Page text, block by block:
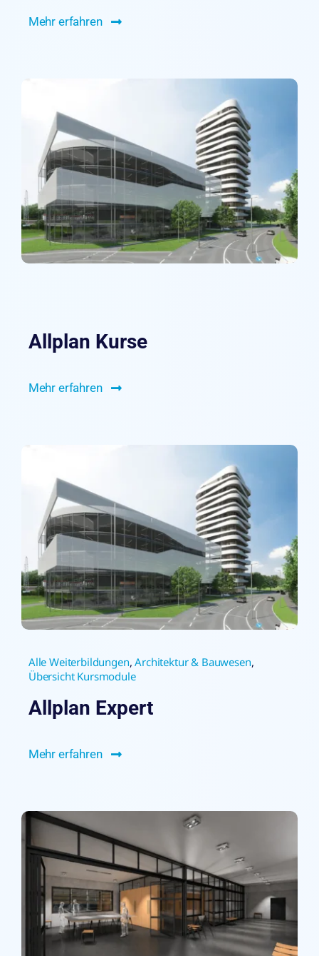
Mehr erfahren
Allplan Kurse
Mehr erfahren
Alle Weiterbildungen,Architektur & Bauwesen,
Übersicht Kursmodule
Allplan Expert
Mehr erfahren